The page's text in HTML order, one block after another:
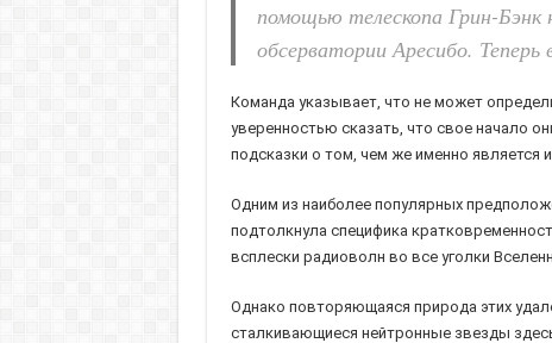
помощью телескопа Грин-
обсерватории Аресибо.
Команда указывает, что не может
уверенностью сказать, что свое начало
подсказки о том, чем же именно является
Одним из наиболее популярных
подтолкнула специфика
всплески радиоволн во все уголки
Однако повторяющаяся природа этих
сталкивающиеся нейтронные звезды